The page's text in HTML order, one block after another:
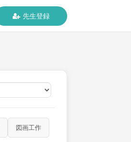
先生登録
図画工作